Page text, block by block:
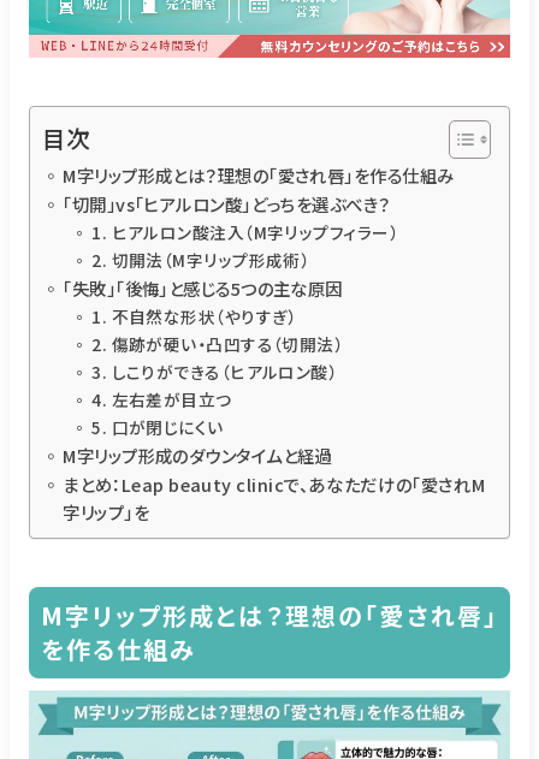
目次
M字リップ形成とは？理想の「愛され唇」を作る仕組み
「切開」vs「ヒアルロン酸」どっちを選ぶべき？
1. ヒアルロン酸注入（M字リップフィラー）
2. 切開法（M字リップ形成術）
「失敗」「後悔」と感じる5つの主な原因
1. 不自然な形状（やりすぎ）
2. 傷跡が硬い・凸凹する（切開法）
3. しこりができる（ヒアルロン酸）
4. 左右差が目立つ
5. 口が閉じにくい
M字リップ形成のダウンタイムと経過
まとめ：Leap beauty clinicで、あなただけの「愛されM
字リップ」を
M字リップ形成とは？理想の「愛され唇」
を作る仕組み